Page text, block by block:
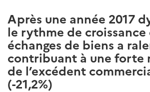
Après une année 2017
le rythme de croissance
échanges de biens a
contribuant à une forte
de l’excédent
(-21,2%)